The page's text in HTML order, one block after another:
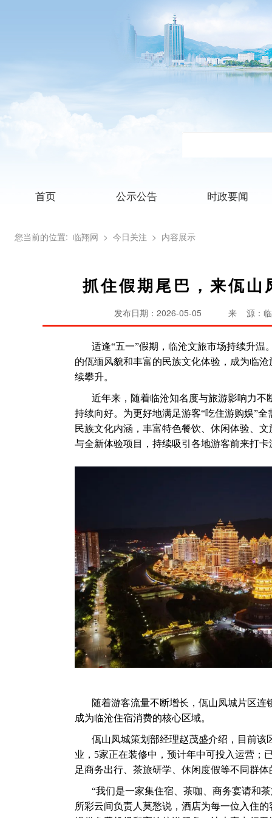
首页 公示公告 时政要闻
您当前的位置: 临翔网 > 今日关注 > 内容展示
抓住假期尾巴，来佤
发布日期：2026-05-05 来 源：临
适逢“五一”假期，临沧文旅市场持续升温
的佤缅风貌和丰富的民族文化体验，成为临
续攀升。
近年来，随着临沧知名度与旅游影响力不
持续向好。为更好地满足游客“吃住游购娱”
民族文化内涵，丰富特色餐饮、休闲体验、
与全新体验项目，持续吸引各地游客前来打
随着游客流量不断增长，佤山凤城片区
成为临沧住宿消费的核心区域。
佤山凤城策划部经理赵茂盛介绍，目前该
业，5家正在装修中，预计年中可投入运营；
足商务出行、茶旅研学、休闲度假等不同群体
“我们是一家集住宿、茶咖、商务宴请和
所彩云间负责人莫愁说，酒店为每一位入住